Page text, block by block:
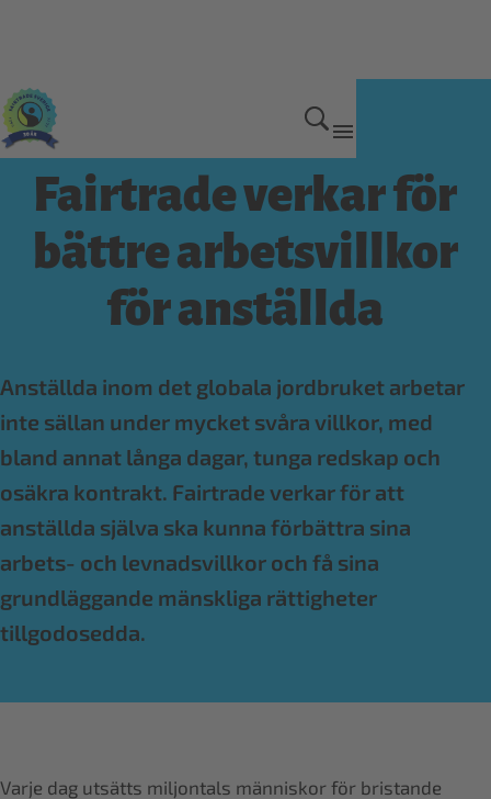
Våra viktigaste frågor
Fairtrade verkar för
bättre arbetsvillkor
för anställda
Anställda inom det globala jordbruket arbetar
inte sällan under mycket svåra villkor, med
bland annat långa dagar, tunga redskap och
osäkra kontrakt. Fairtrade verkar för att
anställda själva ska kunna förbättra sina
arbets- och levnadsvillkor och få sina
grundläggande mänskliga rättigheter
tillgodosedda.
Varje dag utsätts miljontals människor för bristande